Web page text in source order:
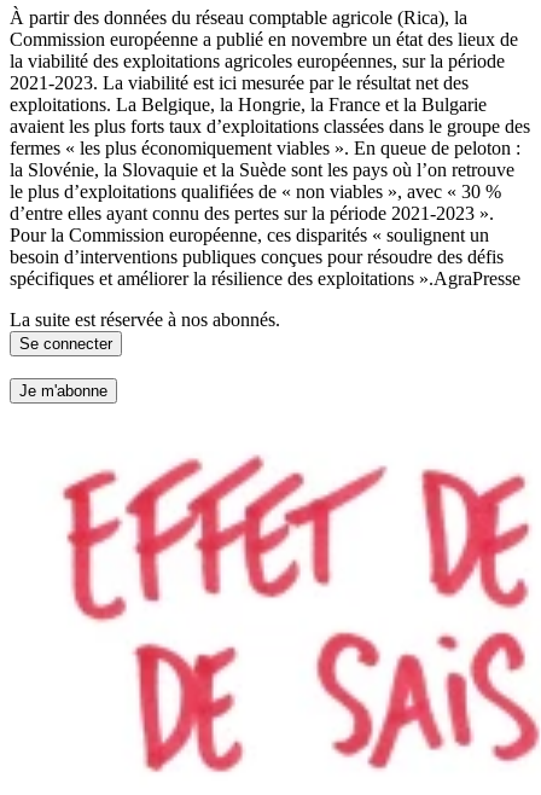
À partir des données du réseau comptable agricole (Rica), la
Commission européenne a publié en novembre un état des lieux de
la viabilité des exploitations agricoles européennes, sur la période
2021-2023. La viabilité est ici mesurée par le résultat net des
exploitations. La Belgique, la Hongrie, la France et la Bulgarie
avaient les plus forts taux d’exploitations classées dans le groupe des
fermes « les plus économiquement viables ». En queue de peloton :
la Slovénie, la Slovaquie et la Suède sont les pays où l’on retrouve
le plus d’exploitations qualifiées de « non viables », avec « 30 %
d’entre elles ayant connu des pertes sur la période 2021-2023 ».
Pour la Commission européenne, ces disparités « soulignent un
besoin d’interventions publiques conçues pour résoudre des défis
spécifiques et améliorer la résilience des exploitations ».AgraPresse
La suite est réservée à nos abonnés.
Se connecter
Je m'abonne